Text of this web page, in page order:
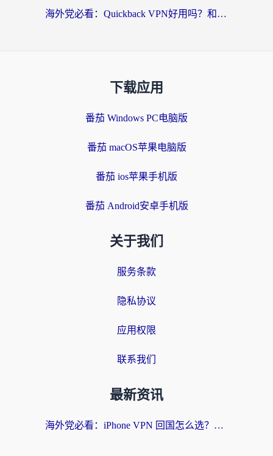
海外党必看：Quickback VPN好用吗？和小黑牛VPN对比哪个回国效果更好？附真实体验+避坑指南
下载应用
番茄 Windows PC电脑版
番茄 macOS苹果电脑版
番茄 ios苹果手机版
番茄 Android安卓手机版
关于我们
服务条款
隐私协议
应用权限
联系我们
最新资讯
海外党必看：iPhone VPN 回国怎么选？一篇搞定无缝访问国内资源